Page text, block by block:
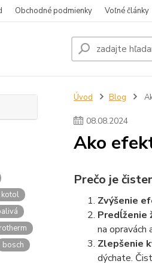
Obchodné podmienky Voľné články
kotol
bosch
Úvod Blog
08.08.2024
Ako
Prečo je
Zvýšenie
Predĺženie
na opravách
Zlepšenie
dýchate.